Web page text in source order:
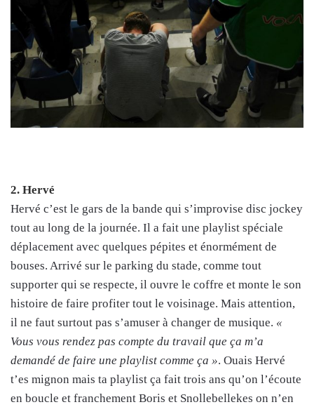
2. Hervé
Hervé c’est le gars de la bande qui s’improvise disc jockey
tout au long de la journée. Il a fait une playlist spéciale
déplacement avec quelques pépites et énormément de
bouses. Arrivé sur le parking du stade, comme tout
supporter qui se respecte, il ouvre le coffre et monte le son
histoire de faire profiter tout le voisinage. Mais attention,
il ne faut surtout pas s’amuser à changer de musique. «
Vous vous rendez pas compte du travail que ça m’a
demandé de faire une playlist comme ça ». Ouais Hervé
t’es mignon mais ta playlist ça fait trois ans qu’on l’écoute
en boucle et franchement Boris et Snollebellekes on n’en